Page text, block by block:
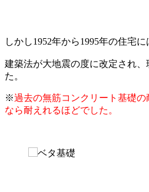
しかし1952年から1995年の住宅に
建築法が大地震の度に改定され
た。
※過去の無筋コンクリート基礎
なら耐えれるほどでした。